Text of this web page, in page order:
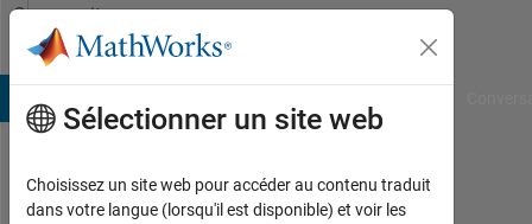
Passer au contenu
Community
Profile
Muhammad
Sélectionner un site web
Choisissez un site web pour accéder au contenu traduit
dans votre langue (lorsqu'il est disponible) et voir les